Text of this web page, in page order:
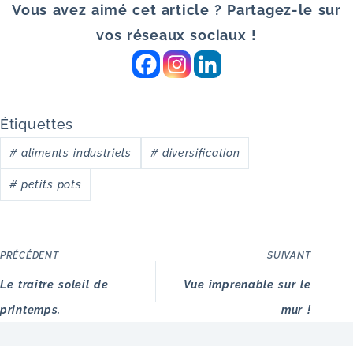
Vous avez aimé cet article ? Partagez-le sur
vos réseaux sociaux !
Étiquettes
#aliments industriels #diversification
#petits pots
PRÉCÉDENT
Le traître soleil de
printemps.
SUIVANT
Vue imprenable sur le
mur !